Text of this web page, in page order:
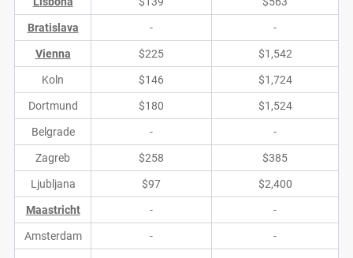
Bratislava - -
Vienna $225 $1,542
Koln $146 $1,724
Dortmund $180 $1,524
Belgrade - -
Zagreb $258 $385
Ljubljana $97 $2,400
Maastricht - -
Amsterdam - -